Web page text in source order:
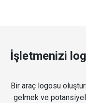
İşletmenizi
Bir araç logosu
gelmek ve